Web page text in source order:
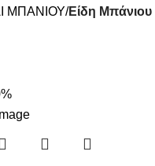
ΜΠΑΝΙΟΥ Είδη Μπάνιου